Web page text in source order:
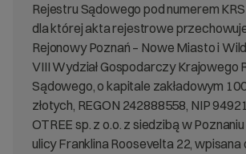
Rejestru Sądowego pod numerem
dla której akta rejestrowe
Rejonowy Poznań – Nowe Miasto i
VIII Wydział Gospodarczy Krajowego
Sądowego, o kapitale zakładowym
złotych, REGON 242888558, NIP
OTREE sp. z o.o. z siedzibą w
ulicy Franklina Roosevelta 22, wpisana